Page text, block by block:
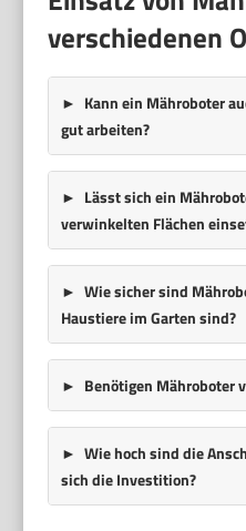
verschiedenen
Kann ein Mähroboter
gut arbeiten?
Lässt sich ein
verwinkelten Flächen
Wie sicher sind
Haustiere im Garten sind?
Benötigen Mähroboter
Wie hoch sind die
sich die Investition?